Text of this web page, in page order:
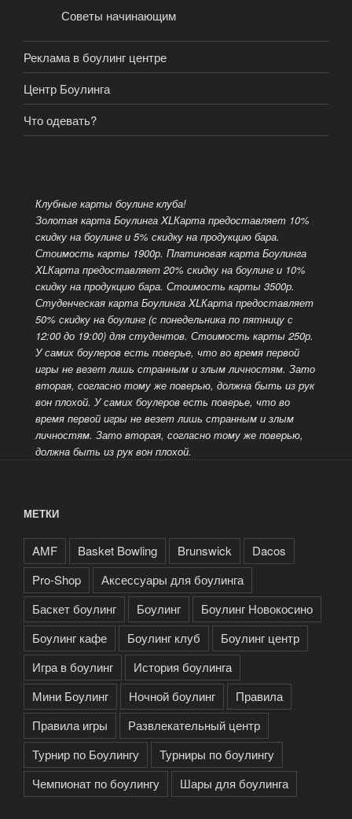
Советы начинающим
Реклама в боулинг центре
Центр Боулинга
Что одевать?
Клубные карты боулинг клуба!
Золотая карта Боулинга XLКарта предоставляет 10%
скидку на боулинг и 5% скидку на продукцию бара.
Стоимость карты 1900р. Платиновая карта Боулинга
XLКарта предоставляет 20% скидку на боулинг и 10%
скидку на продукцию бара. Стоимость карты 3500р.
Студенческая карта Боулинга XLКарта предоставляет
50% скидку на боулинг (с понедельника по пятницу с
12:00 до 19:00) для студентов. Стоимость карты 250р.
У самих боулеров есть поверье, что во время первой
игры не везет лишь странным и злым личностям. Зато
вторая, согласно тому же поверью, должна быть из рук
вон плохой. У самих боулеров есть поверье, что во
время первой игры не везет лишь странным и злым
личностям. Зато вторая, согласно тому же поверью,
должна быть из рук вон плохой.
МЕТКИ
AMF Basket Bowling Brunswick
Dacos
Pro-Shop
Аксессуары для боулинга
Баскет боулинг
Боулинг
Боулинг Новокосино
Боулинг кафе
Боулинг клуб
Боулинг центр
Игра в боулинг
История боулинга
Мини Боулинг
Ночной боулинг
Правила
Правила игры
Развлекательный центр
Турнир по Боулингу
Турниры по боулингу
Чемпионат по боулингу
Шары для боулинга